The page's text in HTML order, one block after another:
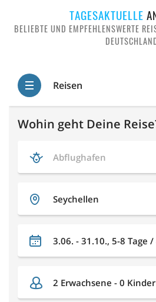
TAGESAKTUELLE
BELIEBTE UND EMPFEHLENSWERTE